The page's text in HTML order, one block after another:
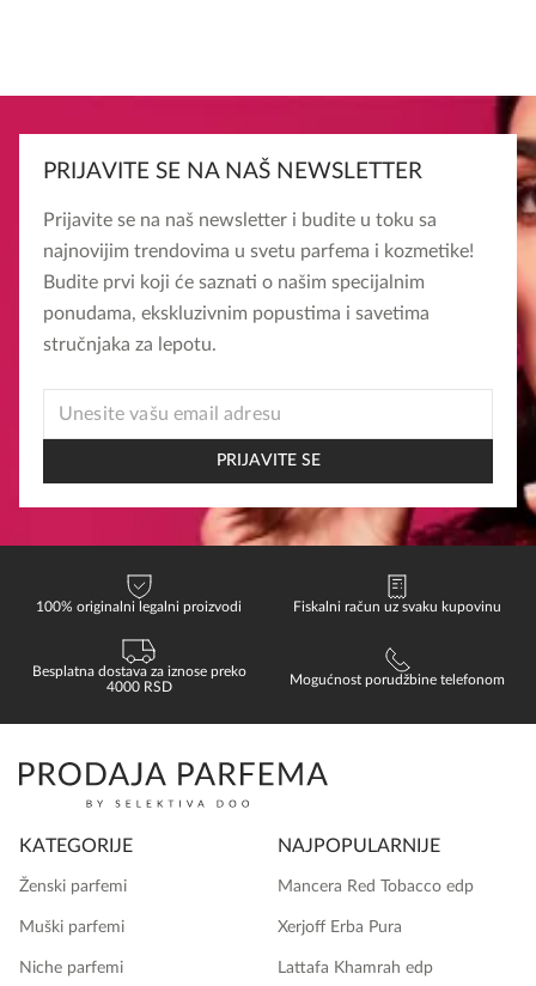
PRIJAVITE SE NA NAŠ NEWSLETTER
Prijavite se na naš newsletter i budite u toku sa
najnovijim trendovima u svetu parfema i kozmetike!
Budite prvi koji će saznati o našim specijalnim
ponudama, ekskluzivnim popustima i savetima
stručnjaka za lepotu.
EMAIL
PRIJAVITE SE
100% originalni legalni proizvodi Fiskalni račun uz svaku kupovinu
Besplatna dostava za iznose preko
4000 RSD
Mogućnost porudžbine telefonom
KATEGORIJE
Ženski parfemi
Muški parfemi
Niche parfemi
NAJPOPULARNIJE
Mancera Red Tobacco edp
Xerjoff Erba Pura
Lattafa Khamrah edp